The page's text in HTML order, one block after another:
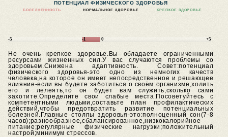
ПОТЕНЦИАЛ ФИЗИЧЕСКОГО ЗДОРОВЬЯ
БОЛЕЗНЕННОСТЬ НОРМАЛЬНОЕ ЗДОРОВЬЕ КРЕПКОЕ ЗДОРОВЬЕ
-5 -1 0 +5
Не очень крепкое здоровье.Вы обладаете ограниченными
ресурсами жизненных сил.У вас случаются проблемы со
здоровьем.Снижена адаптивность.Совет:потенциал
физического здоровья-это одно из немногих качеств
человека,на которое он имеет непосредственное и решающее
влияние-если вы будете заботиться о своём организме,холить
его и лелеять,то он будет вам служить,сколько сами
захотите.Определите свои слабые места.Посоветуйтесь с
компетентными людьми,составьте план профилактических
действий,чтобы предотвратить развитие потенциальных
болезней.Главные столпы здоровья-это:полноценный сон(7-8
часов);разнообразное,сбалансированное,низкокалорийное
питание;регулярные физические нагрузки;положительный
настрой;минимум стрессов.